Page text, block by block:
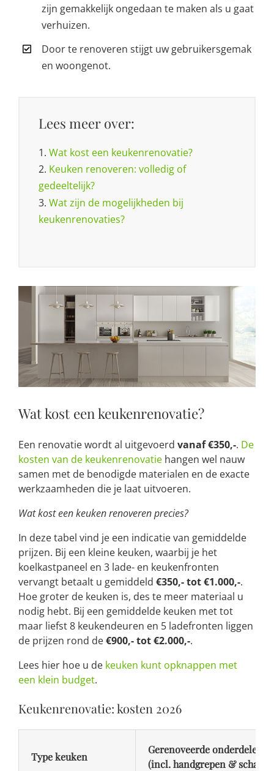
zijn gemakkelijk ongedaan te maken als u gaat
verhuizen.
Door te renoveren stijgt uw gebruikersgemak
en woongenot.
Lees meer over:
1. Wat kost een keukenrenovatie?
2. Keuken renoveren: volledig of
gedeeltelijk?
3. Wat zijn de mogelijkheden bij
keukenrenovaties?
Wat kost een keukenrenovatie?
Een renovatie wordt al uitgevoerd vanaf €350,-. De
kosten van de keukenrenovatie hangen wel nauw
samen met de benodigde materialen en de exacte
werkzaamheden die je laat uitvoeren.
Wat kost een keuken renoveren precies?
In deze tabel vind je een indicatie van gemiddelde
prijzen. Bij een kleine keuken, waarbij je het
koelkastpaneel en 3 lade- en keukenfronten
vervangt betaalt u gemiddeld €350,- tot €1.000,-.
Hoe groter de keuken is, des te meer materiaal u
nodig hebt. Bij een gemiddelde keuken met tot
maar liefst 8 keukendeuren en 5 ladefronten liggen
de prijzen rond de€900,- tot €2.000,-.
Lees hier hoe u de keuken kunt opknappen met
een klein budget.
Keukenrenovatie: kosten 2026
Type keuken
Gerenoveerde onderdelen
(incl. handgrepen &